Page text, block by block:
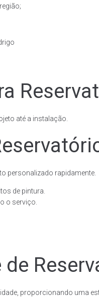
até a instalação.
personalizado rapidamente.
de pintura.
o serviço.
proporcionando uma